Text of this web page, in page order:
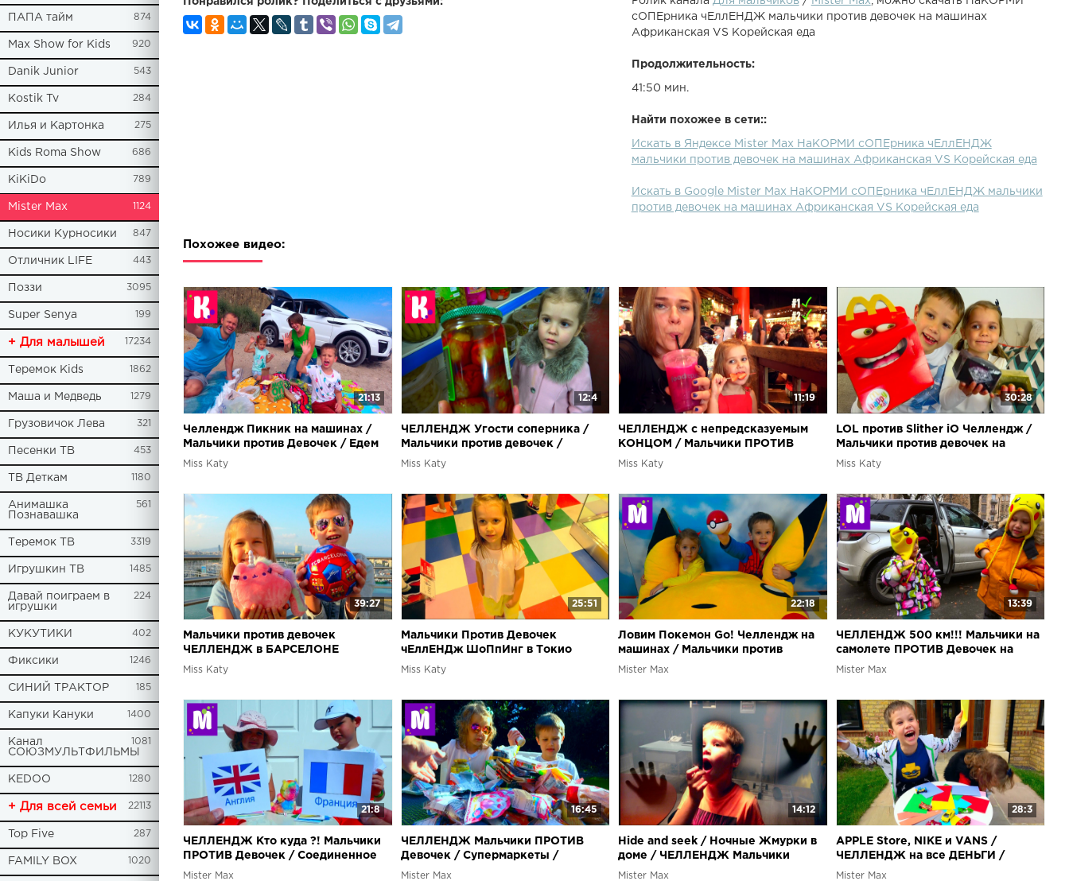
ПАПА тайм 874
Max Show for Kids 920
Danik Junior 543
Kostik Tv 284
Илья и Картонка 275
Kids Roma Show 686
KiKiDo 789
Mister Max 1124
Носики Курносики 847
Отличник LIFE 443
Поззи 3095
Super Senya 199
+ Для малышей 17234
Теремок Kids 1862
Маша и Медведь 1279
Грузовичок Лева 321
Песенки ТВ 453
ТВ Деткам 1180
Анимашка
Познавашка
561
Теремок ТВ 3319
Игрушкин ТВ 1485
Давай поиграем в
игрушки
224
КУКУТИКИ 402
Фиксики 1246
СИНИЙ ТРАКТОР 185
Капуки Кануки 1400
Канал
СОЮЗМУЛЬТФИЛЬМЫ
1081
KEDOO 1280
+ Для всей семьи 22113
Top Five 287
FAMILY BOX 1020
ИГРОВОЙ КАНАЛ MISTER MAX PLAY : МОЙ Instagram ►
ПОДПИСЫВАЕМСЯ!!! Все Видео Канала Mister Max: Спасибо, что
Канал моей сестренки Miss Katy Партнерка как у меня
сОПЕрника чЕллЕНДЖ мальчики против девочек на машинах
Африканская VS Корейская еда
Продолжительность:
41:50 мин.
Найти похожее в сети::
Искать в Яндексе Mister Max НаКОРМИ сОПЕрника чЕллЕНДЖ
мальчики против девочек на машинах Африканская VS Корейская еда
Искать в Google Mister Max НаКОРМИ сОПЕрника чЕллЕНДЖ мальчики
против девочек на машинах Африканская VS Корейская еда
Понравился ролик? Поделиться с друзьями:
Похожее видео:
21:13
Челлендж Пикник на машинах /
Мальчики против Девочек / Едем
на море
Miss Katy
12:4
ЧЕЛЛЕНДЖ Угости соперника /
Мальчики против девочек /
Китайская еда против Персидской
Miss Katy
11:19
ЧЕЛЛЕНДЖ с непредсказуемым
КОНЦОМ / Мальчики ПРОТИВ
девочек / Кто будет первым?
Miss Katy
30:28
LOL против Slither iO Челлендж /
Мальчики против девочек на
машинах / Challenge на скорость
Miss Katy
39:27
Мальчики против девочек
ЧЕЛЛЕНДЖ в БАРСЕЛОНЕ
Miss Katy
25:51
Мальчики Против Девочек
чЕллЕНДж ШоПпИнг в Токио
Miss Katy
22:18
Ловим Покемон Go! Челлендж на
машинах / Мальчики против
девочек /Игрушки Pokemon из
Mister Max
13:39
ЧЕЛЛЕНДЖ 500 км!!! Мальчики на
самолете ПРОТИВ Девочек на
машине! Кто быстрее доберется в
Mister Max
21:8
ЧЕЛЛЕНДЖ Кто куда ?! Мальчики
ПРОТИВ Девочек / Соединенное
КОРОЛЕВСТВО VS ФРАНЦИЯ / В
Mister Max
16:45
ЧЕЛЛЕНДЖ Мальчики ПРОТИВ
Девочек / Супермаркеты /
Японская VS Корейская еда
Mister Max
14:12
Hide and seek / Ночные Жмурки в
доме / ЧЕЛЛЕНДЖ Мальчики
против девочек
Mister Max
28:3
APPLE Store, NIKE и VANS /
ЧЕЛЛЕНДЖ на все ДЕНЬГИ /
Мальчики против Девочек
Mister Max